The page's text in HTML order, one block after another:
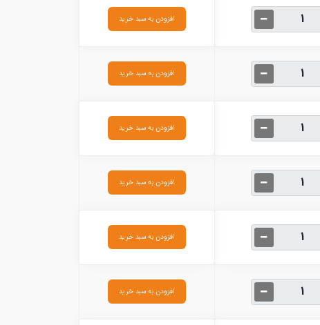
افزودن به سبد خرید
افزودن به سبد خرید
افزودن به سبد خرید
افزودن به سبد خرید
افزودن به سبد خرید
افزودن به سبد خرید